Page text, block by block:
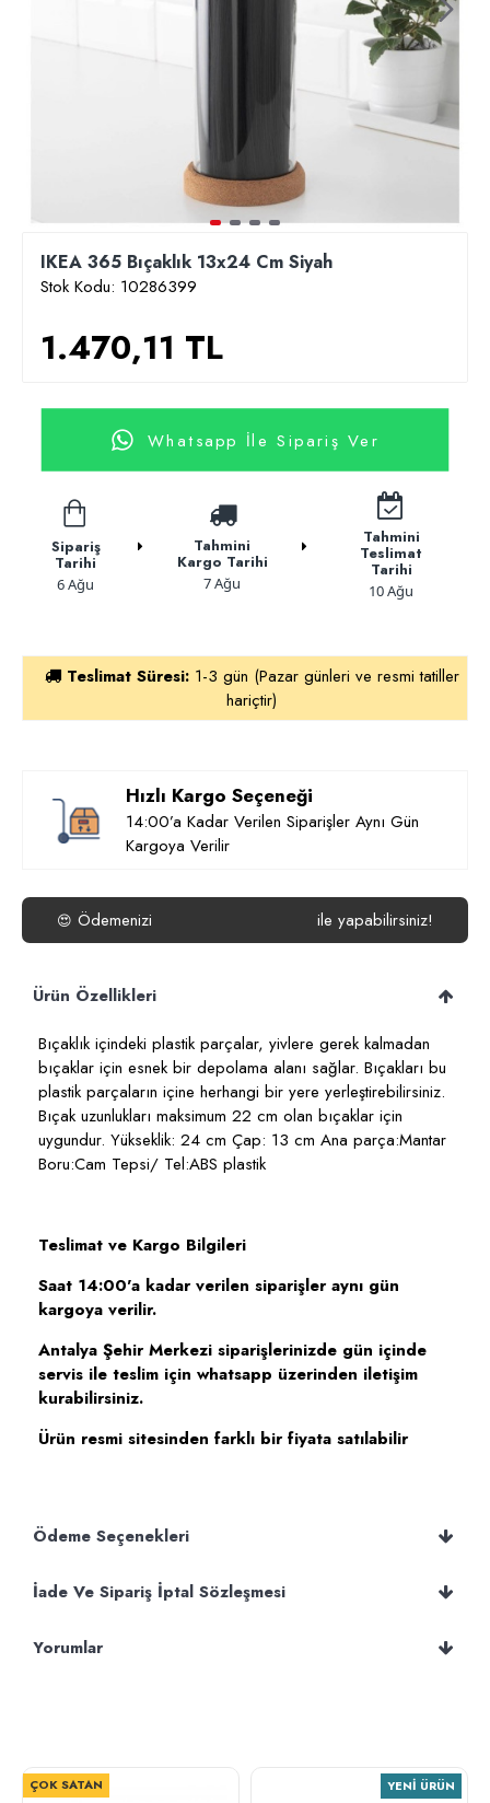
IKEA 365 Bıçaklık 13x24 Cm Siyah
Stok Kodu: 10286399
1.470,11 TL
Whatsapp İle Sipariş Ver
Sipariş
Tarihi
6 Ağu
Tahmini
Kargo Tarihi
7 Ağu
Tahmini
Teslimat
Tarihi
10 Ağu
Teslimat Süresi: 1-3 gün (Pazar günleri ve resmi tatiller
hariçtir)
Hızlı Kargo Seçeneği
14:00’a Kadar Verilen Siparişler Aynı Gün
Kargoya Verilir
😍 Ödemenizi ile yapabilirsiniz!
Ürün Özellikleri
Bıçaklık içindeki plastik parçalar, yivlere gerek kalmadan
bıçaklar için esnek bir depolama alanı sağlar. Bıçakları bu
plastik parçaların içine herhangi bir yere yerleştirebilirsiniz.
Bıçak uzunlukları maksimum 22 cm olan bıçaklar için
uygundur. Yükseklik: 24 cm Çap: 13 cm Ana parça:Mantar
Boru:Cam Tepsi/ Tel:ABS plastik
Teslimat ve Kargo Bilgileri
Saat 14:00'a kadar verilen siparişler aynı gün
kargoya verilir.
Antalya Şehir Merkezi siparişlerinizde gün içinde
servis ile teslim için whatsapp üzerinden iletişim
kurabilirsiniz.
Ürün resmi sitesinden farklı bir fiyata satılabilir
Ödeme Seçenekleri
İade Ve Sipariş İptal Sözleşmesi
Yorumlar
ÇOK SATAN YENI ÜRÜN